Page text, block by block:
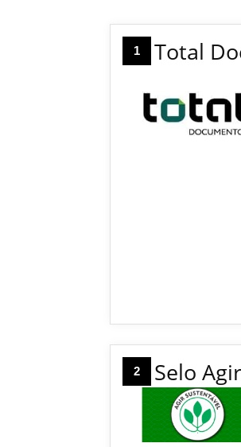
1 Total
2 Selo